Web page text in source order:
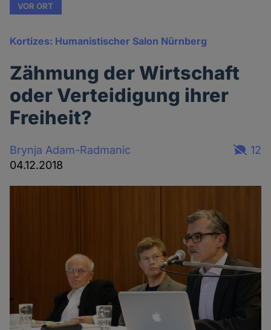
VOR ORT
Kortizes: Humanistischer Salon Nürnberg
Zähmung der Wirtschaft
oder Verteidigung ihrer
Freiheit?
Brynja Adam-Radmanic
04.12.2018
12